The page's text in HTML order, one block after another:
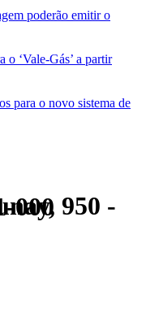
poderão emitir o
o ‘Vale-Gás’ a partir
para o novo sistema de
000